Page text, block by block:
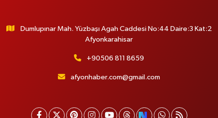
Dumlupınar Mah. Yüzbaşı Agah Caddesi No:44 Daire:3 Kat:2
Afyonkarahisar
+90506 811 8659
afyonhaber.com@gmail.com